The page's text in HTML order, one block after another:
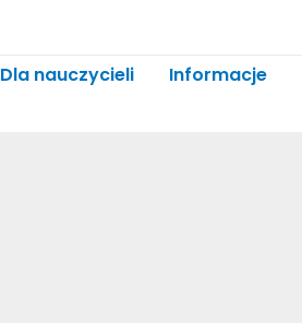
Dla nauczycieli Informacje